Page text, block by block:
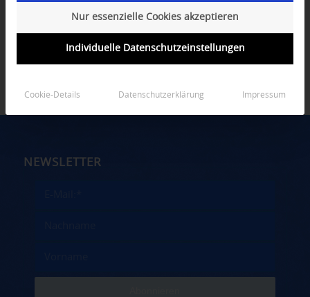
NEWSLETTER
Nur essenzielle Cookies akzeptieren
Individuelle Datenschutzeinstellungen
Cookie-Details Datenschutzerklärung Impressum